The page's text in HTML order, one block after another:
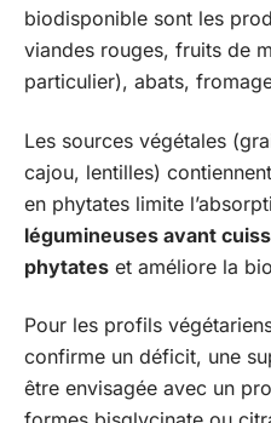
biodisponible sont les
viandes rouges, fruits de
particulier), abats,
Les sources végétales
cajou, lentilles)
en phytates limite
légumineuses avant
phytates et améliore la
Pour les profils
confirme un déficit, une
être envisagée avec un